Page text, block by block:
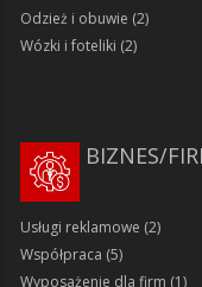
Odzież i obuwie (2)
Wózki i foteliki (2)
BIZNES/
Usługi reklamowe (2)
Współpraca (5)
Wyposażenie dla firm (1)